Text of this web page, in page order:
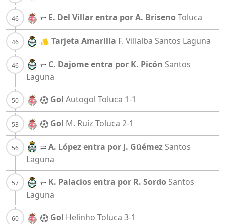
E. Del Villar entra por A. Briseno Toluca
Tarjeta Amarilla F. Villalba Santos Laguna
C. Dajome entra por K. Picón Santos
Laguna
Gol Autogol Toluca 1-1
Gol M. Ruíz Toluca 2-1
A. López entra por J. Güémez Santos
Laguna
K. Palacios entra por R. Sordo Santos
Laguna
Gol Helinho Toluca 3-1